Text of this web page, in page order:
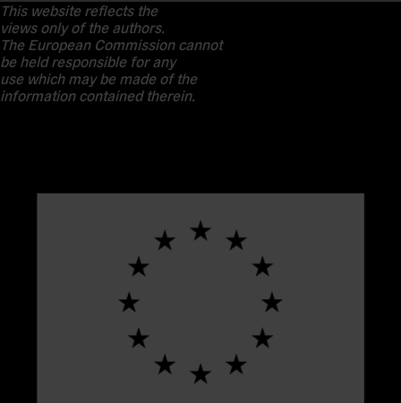
This website reflects the
views only of the authors.
The European Commission cannot
be held responsible for any
use which may be made of the
information contained therein.